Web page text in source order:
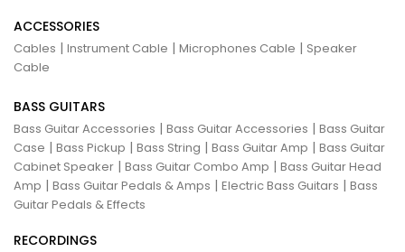
ACCESSORIES
Cables | Instrument Cable | Microphones Cable | Speaker
Cable
BASS GUITARS
Bass Guitar Accessories | Bass Guitar Accessories | Bass Guitar
Case | Bass Pickup | Bass String | Bass Guitar Amp | Bass Guitar
Cabinet Speaker | Bass Guitar Combo Amp | Bass Guitar Head
Amp | Bass Guitar Pedals & Amps | Electric Bass Guitars | Bass
Guitar Pedals & Effects
RECORDINGS